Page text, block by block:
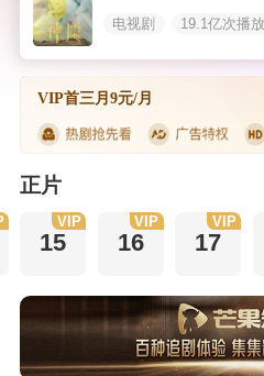
电视剧 19.1亿次播放
VIP首三月9元/月
正片
15
VIP
16
VIP
17
VIP